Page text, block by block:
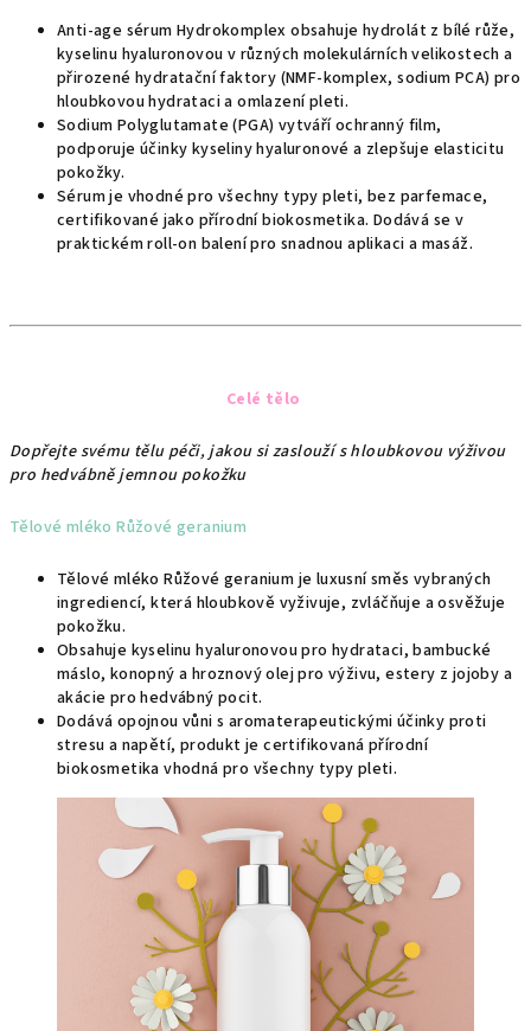
Anti-age sérum Hydrokomplex obsahuje hydrolát z bílé růže,
kyselinu hyaluronovou v různých molekulárních velikostech a
přirozené hydratační faktory (NMF-komplex, sodium PCA) pro
hloubkovou hydrataci a omlazení pleti.
Sodium Polyglutamate (PGA) vytváří ochranný film,
podporuje účinky kyseliny hyaluronové a zlepšuje elasticitu
pokožky.
Sérum je vhodné pro všechny typy pleti, bez parfemace,
certifikované jako přírodní biokosmetika. Dodává se v
praktickém roll-on balení pro snadnou aplikaci a masáž.
Celé tělo
Dopřejte svému tělu péči, jakou si zaslouží s hloubkovou výživou
pro hedvábně jemnou pokožku
Tělové mléko Růžové geranium
Tělové mléko Růžové geranium je luxusní směs vybraných
ingrediencí, která hloubkově vyživuje, zvláčňuje a osvěžuje
pokožku.
Obsahuje kyselinu hyaluronovou pro hydrataci, bambucké
máslo, konopný a hroznový olej pro výživu, estery z jojoby a
akácie pro hedvábný pocit.
Dodává opojnou vůni s aromaterapeutickými účinky proti
stresu a napětí, produkt je certifikovaná přírodní
biokosmetika vhodná pro všechny typy pleti.